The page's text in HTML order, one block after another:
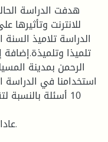
هدفت الدراسة
للانترنت
تلميذا
10 أسئلة